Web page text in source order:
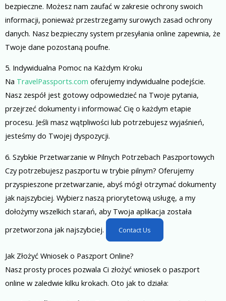
bezpieczne. Możesz nam zaufać w zakresie ochrony swoich
informacji, ponieważ przestrzegamy surowych zasad ochrony
danych. Nasz bezpieczny system przesyłania online zapewnia, że
Twoje dane pozostaną poufne.
5. Indywidualna Pomoc na Każdym Kroku
Na TravelPassports.com oferujemy indywidualne podejście.
Nasz zespół jest gotowy odpowiedzieć na Twoje pytania,
przejrzeć dokumenty i informować Cię o każdym etapie
procesu. Jeśli masz wątpliwości lub potrzebujesz wyjaśnień,
jesteśmy do Twojej dyspozycji.
6. Szybkie Przetwarzanie w Pilnych Potrzebach Paszportowych
Czy potrzebujesz paszportu w trybie pilnym? Oferujemy
przyspieszone przetwarzanie, abyś mógł otrzymać dokumenty
jak najszybciej. Wybierz naszą priorytetową usługę, a my
dołożymy wszelkich starań, aby Twoja aplikacja została
przetworzona jak najszybciej.
Contact Us
Jak Złożyć Wniosek o Paszport Online?
Nasz prosty proces pozwala Ci złożyć wniosek o paszport
online w zaledwie kilku krokach. Oto jak to działa: